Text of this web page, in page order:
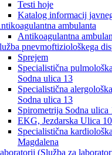
Testi hoje
Katalog informacij
ambulanta
Antikoagulantna
pnevmoftiziološkega
Sprejem
Specialistična
Sodna ulica 13
Specialistična
Sodna ulica 13
Spirometrija Sodna ulica
EKG, Jezdarska Ulica 10
Specialistična
Magdalena
(Služba za